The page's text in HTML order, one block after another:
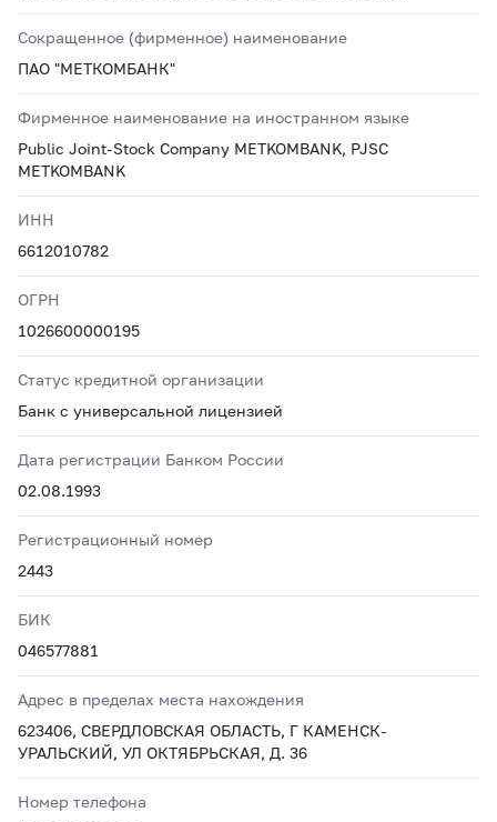
Сокращенное (фирменное) наименование
ПАО "МЕТКОМБАНК"
Фирменное наименование на иностранном языке
Public Joint-Stock Company METKOMBANK, PJSC
METKOMBANK
ИНН
6612010782
ОГРН
1026600000195
Статус кредитной организации
Банк с универсальной лицензией
Дата регистрации Банком России
02.08.1993
Регистрационный номер
2443
БИК
046577881
Адрес в пределах места нахождения
623406, СВЕРДЛОВСКАЯ ОБЛАСТЬ, Г КАМЕНСК-
УРАЛЬСКИЙ, УЛ ОКТЯБРЬСКАЯ, Д. 36
Номер телефона